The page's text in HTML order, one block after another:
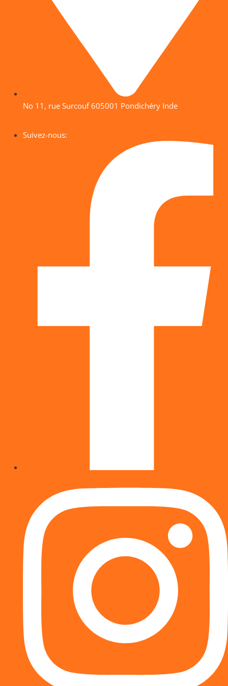
No 11, rue Surcouf 605001 Pondichéry Inde
Suivez-nous: